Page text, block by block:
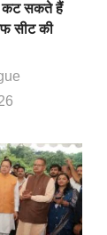
कट सकते हैं
सीट की